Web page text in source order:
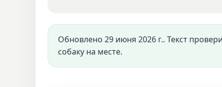
Обновлено 29 июня 2026 г.. Текст
собаку на месте.